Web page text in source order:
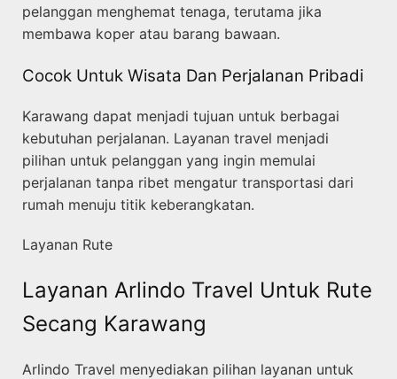
pelanggan menghemat tenaga, terutama jika
membawa koper atau barang bawaan.
Cocok Untuk Wisata Dan Perjalanan Pribadi
Karawang dapat menjadi tujuan untuk berbagai
kebutuhan perjalanan. Layanan travel menjadi
pilihan untuk pelanggan yang ingin memulai
perjalanan tanpa ribet mengatur transportasi dari
rumah menuju titik keberangkatan.
Layanan Rute
Layanan Arlindo Travel Untuk Rute
Secang Karawang
Arlindo Travel menyediakan pilihan layanan untuk